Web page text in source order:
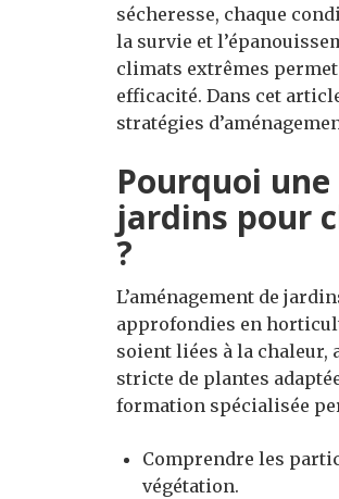
sécheresse, chaque
la survie et
climats extrêmes
efficacité. Dans cet
stratégies
Pourquoi
jardins pour
?
L’aménagement de
approfondies en
soient liées à la chaleur,
stricte de plantes
formation spécialisée
Comprendre les
végétation.